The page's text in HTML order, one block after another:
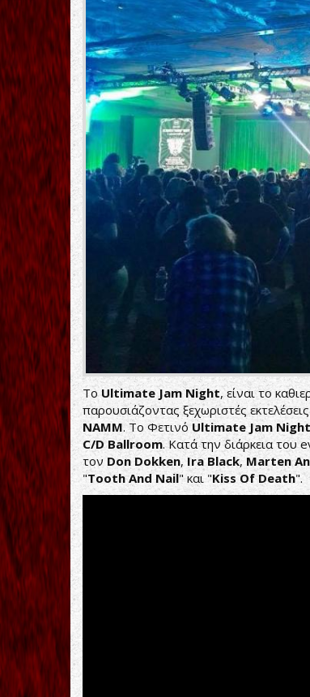
ΤοUltimateJamNight, είναι το
παρουσιάζοντας ξεχωριστές
NAMM. Το Φετινό Ultimate Jam Night
C/DBallroom. Κατά την διάρκεια του
τον DonDokken, IraBlack, Marten
"ToothAnd Nail" και "Kiss OfDeath".